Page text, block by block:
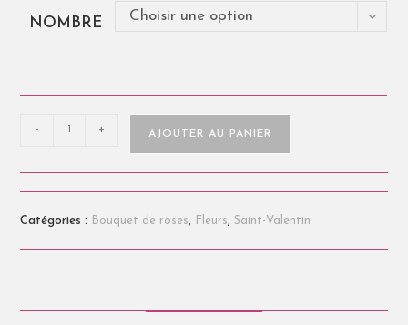
NOMBRE Choisir une option
- + AJOUTER AU PANIER
Catégories : Bouquet de roses, Fleurs,Saint-Valentin